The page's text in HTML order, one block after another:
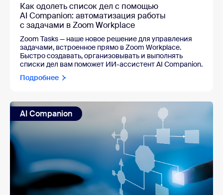
Как одолеть список дел с помощью
AI Companion: автоматизация работы
с задачами в Zoom Workplace
Zoom Tasks — наше новое решение для управления
задачами, встроенное прямо в Zoom Workplace.
Быстро создавать, организовывать и выполнять
списки дел вам поможет ИИ-ассистент AI Companion.
Подробнее
AI Companion